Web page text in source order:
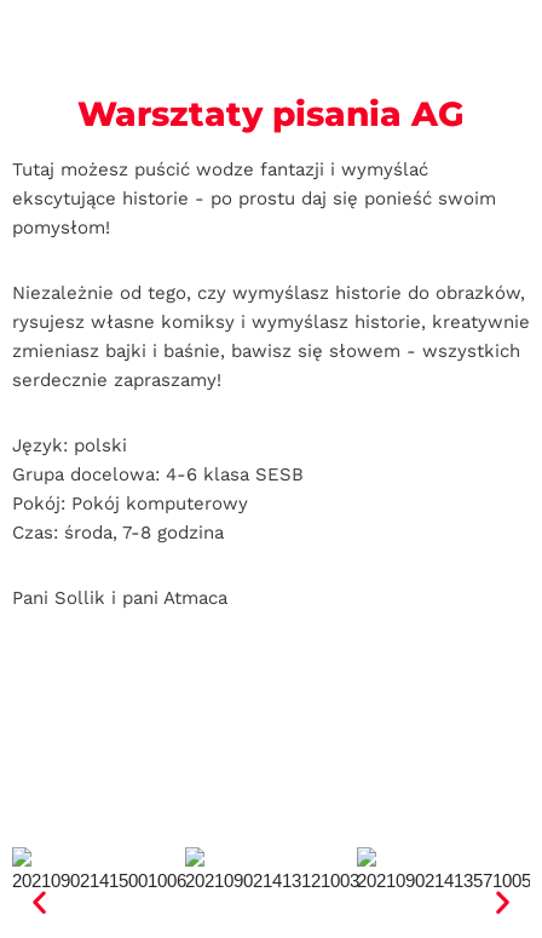
Warsztaty pisania AG
Tutaj możesz puścić wodze fantazji i wymyślać
ekscytujące historie - po prostu daj się ponieść swoim
pomysłom!
Niezależnie od tego, czy wymyślasz historie do obrazków,
rysujesz własne komiksy i wymyślasz historie, kreatywnie
zmieniasz bajki i baśnie, bawisz się słowem - wszystkich
serdecznie zapraszamy!
Język: polski
Grupa docelowa: 4-6 klasa SESB
Pokój: Pokój komputerowy
Czas: środa, 7-8 godzina
Pani Sollik i pani Atmaca